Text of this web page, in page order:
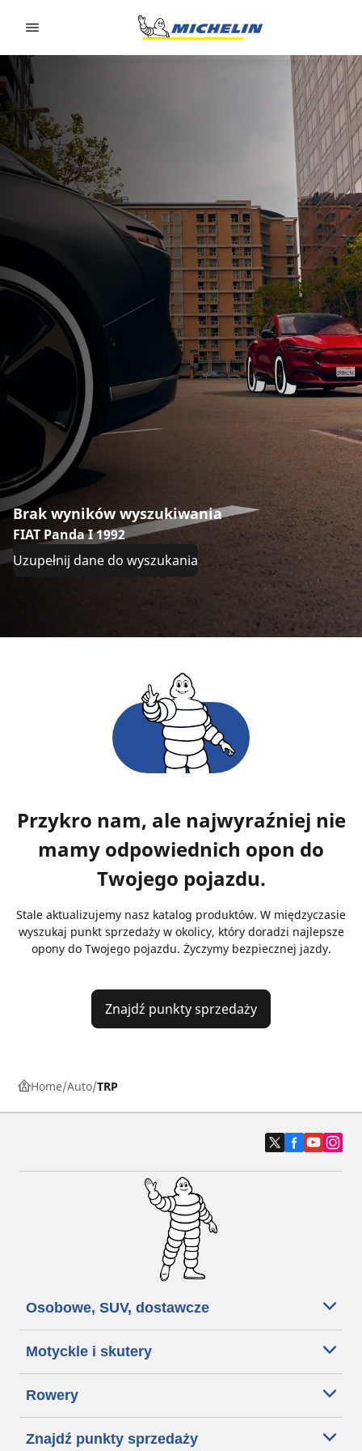
Brak wyników wyszukiwania
FIAT Panda I 1992
Uzupełnij dane do wyszukania
Przykro nam, ale najwyraźniej nie
mamy odpowiednich opon do
Twojego pojazdu.
Stale aktualizujemy nasz katalog produktów. W międzyczasie
wyszukaj punkt sprzedaży w okolicy, który doradzi najlepsze
opony do Twojego pojazdu. Życzymy bezpiecznej jazdy.
Znajdź punkty sprzedaży
Home Auto TRP
Osobowe, SUV, dostawcze
Motyckle i skutery
Rowery
Znajdź punkty sprzedaży